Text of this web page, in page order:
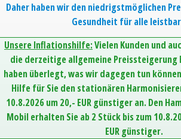
Daher haben wir den niedrigstmöglichen
Gesundheit für alle
Unsere Inflationshilfe:Vielen Kunden und
die derzeitige allgemeine Preissteigerung
haben überlegt, was wir dagegen tun
Hilfe für Sie den stationären
10.8.2026 um 20,- EUR günstiger an. Den
Mobil erhalten Sie ab 2 Stück bis zum
EUR günstiger.